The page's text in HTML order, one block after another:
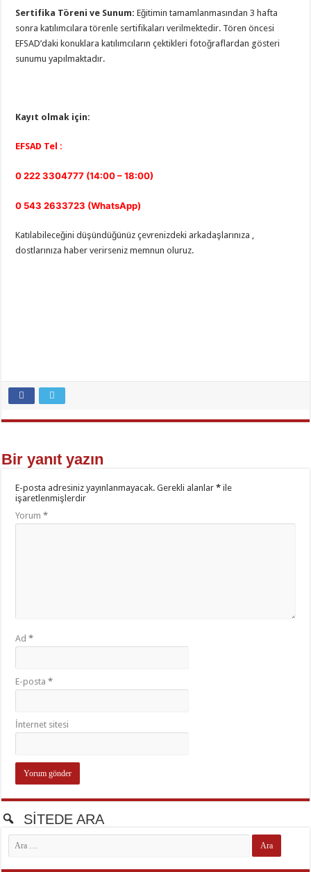
Sertifika Töreni ve Sunum: Eğitimin tamamlanmasından 3 hafta
sonra katılımcılara törenle sertifikaları verilmektedir. Tören öncesi
EFSAD’daki konuklara katılımcıların çektikleri fotoğraflardan gösteri
sunumu yapılmaktadır.
Kayıt olmak için:
EFSAD Tel :
0 222 3304777 (14:00 – 18:00)
0 543 2633723 (WhatsApp)
Katılabileceğini düşündüğünüz çevrenizdeki arkadaşlarınıza ,
dostlarınıza haber verirseniz memnun oluruz.
Bir yanıt yazın
E-posta adresiniz yayınlanmayacak. Gerekli alanlar* ile
işaretlenmişlerdir
Yorum*
Ad*
E-posta*
İnternet sitesi
SİTEDE ARA